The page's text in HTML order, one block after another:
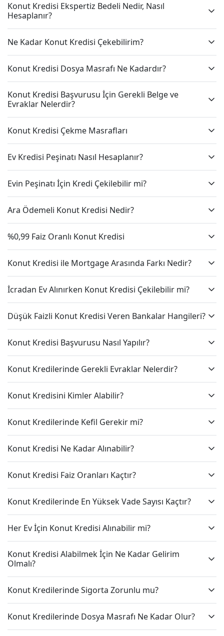
Konut Kredisi Ekspertiz Bedeli Nedir, Nasıl
Hesaplanır?
Ne Kadar Konut Kredisi Çekebilirim?
Konut Kredisi Dosya Masrafı Ne Kadardır?
Konut Kredisi Başvurusu İçin Gerekli Belge ve
Evraklar Nelerdir?
Konut Kredisi Çekme Masrafları
Ev Kredisi Peşinatı Nasıl Hesaplanır?
Evin Peşinatı İçin Kredi Çekilebilir mi?
Ara Ödemeli Konut Kredisi Nedir?
%0,99 Faiz Oranlı Konut Kredisi
Konut Kredisi ile Mortgage Arasında Farkı Nedir?
İcradan Ev Alınırken Konut Kredisi Çekilebilir mi?
Düşük Faizli Konut Kredisi Veren Bankalar Hangileri?
Konut Kredisi Başvurusu Nasıl Yapılır?
Konut Kredilerinde Gerekli Evraklar Nelerdir?
Konut Kredisini Kimler Alabilir?
Konut Kredilerinde Kefil Gerekir mi?
Konut Kredisi Ne Kadar Alınabilir?
Konut Kredisi Faiz Oranları Kaçtır?
Konut Kredilerinde En Yüksek Vade Sayısı Kaçtır?
Her Ev İçin Konut Kredisi Alınabilir mi?
Konut Kredisi Alabilmek İçin Ne Kadar Gelirim
Olmalı?
Konut Kredilerinde Sigorta Zorunlu mu?
Konut Kredilerinde Dosya Masrafı Ne Kadar Olur?